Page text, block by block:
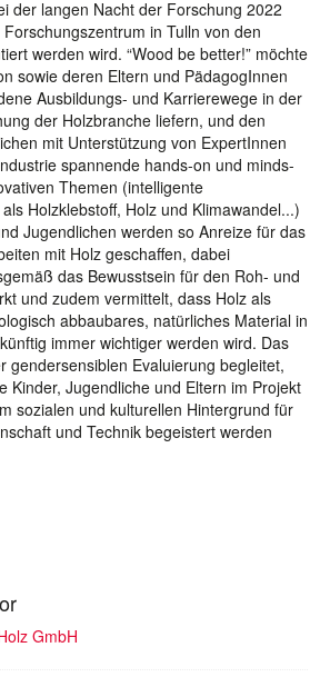
der langen Nacht der Forschung 2022
in Tulln von den
werden wird. “Wood be better!” möchte
sowie deren Eltern und PädagogInnen
Ausbildungs- und Karrierewege in der
der Holzbranche liefern, und den
mit Unterstützung von ExpertInnen
spannende hands-on und minds-
Themen (intelligente
Holzklebstoff, Holz und Klimawandel...)
Jugendlichen werden so Anreize für das
mit Holz geschaffen, dabei
das Bewusstsein für den Roh- und
und zudem vermittelt, dass Holz als
abbaubares, natürliches Material in
immer wichtiger werden wird. Das
gendersensiblen Evaluierung begleitet,
Kinder, Jugendliche und Eltern im Projekt
sozialen und kulturellen Hintergrund für
und Technik begeistert werden
GmbH